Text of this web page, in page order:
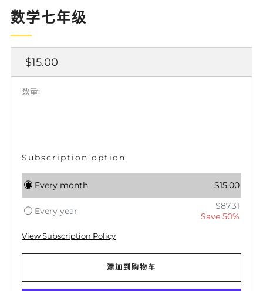
数学七年级
正
常
价
$15.00
数量:
Subscription option
Every month $15.00
Every year
$87.31
Save 50%
View Subscription Policy
添加到购物车